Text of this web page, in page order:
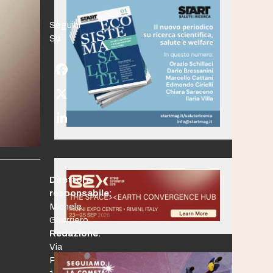
Seguici
Su:
Facebook
Twitter
(deprecated)
LinkedIn
Direttore
responsabile:
Michele
Guerriero
Redazione:
Via
Po,